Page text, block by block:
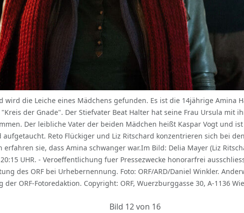
wird die Leiche eines Mädchens gefunden. Es ist die 14jährige Amina
der Gnade". Der Stiefvater Beat Halter hat seine Frau Ursula mit
Der leibliche Vater der beiden Mädchen heißt Kaspar Vogt und
Reto Flückiger und Liz Ritschard konzentrieren sich bei
sie, dass Amina schwanger war.Im Bild: Delia Mayer (Liz
20:15 UHR. - Veroeffentlichung fuer Pressezwecke honorarfrei
des ORF bei Urhebernennung. Foto: ORF/ARD/Daniel Winkler.
ORF-Fotoredaktion. Copyright: ORF, Wuerzburggasse 30, A-1136
Bild 12 von 16